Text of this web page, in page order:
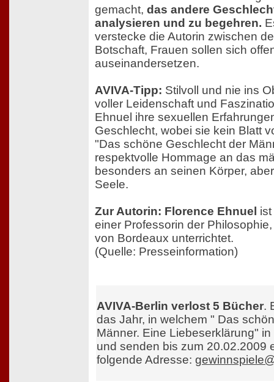
gemacht, das andere
analysieren und zu begehren.
verstecke die Autorin zwischen
Botschaft, Frauen sollen sich
auseinandersetzen.
AVIVA-Tipp: Stilvoll und nie ins
voller Leidenschaft und
Ehnuel ihre sexuellen
Geschlecht, wobei sie kein Blatt
"Das schöne Geschlecht der
respektvolle Hommage an das
besonders an seinen Körper,
Seele.
Zur Autorin: Florence Ehnuel
einer Professorin der
von Bordeaux unterrichtet.
(Quelle: Presseinformation)
AVIVA-Berlin verlost 5 Bücher.
das Jahr, in welchem " Das
Männer. Eine Liebeserklärung"
und senden bis zum 20.02.2009
folgende Adresse: